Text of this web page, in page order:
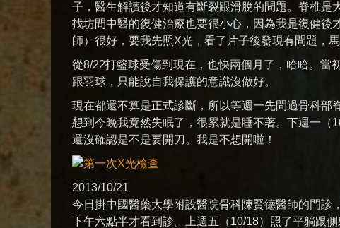
子，醫生解讀後才知道有斷裂跟滑脫的問題。脊椎
找坊間中醫的復健治療也要很小心，因為我是復健
師）很好，要我先照X光，看了片子後發現有問題，
從8/22打籃球受傷到現在，也快兩個月了，哈哈。當
跟羽球，只能說自我保護的意識沒做好。
現在都還不算是正式診斷，所以等週一先問過骨科
想到今晚我竟然失眠了，很累就是睡不著。下週一
還沒確認是不是要開刀。我是不想開啦！
2013/10/21
今日掛中國醫藥大學附設醫院骨科陳賢德醫師的門
下午六點半才看到診。上週五（10/18）照了平躺跟